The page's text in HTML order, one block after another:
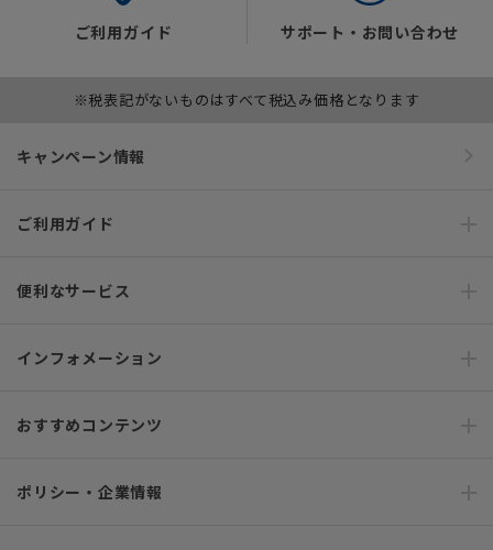
ご利用ガイド サポート・お問い合わせ
※税表記がないものはすべて税込み価格となります
キャンペーン情報
ご利用ガイド
便利なサービス
インフォメーション
おすすめコンテンツ
ポリシー・企業情報